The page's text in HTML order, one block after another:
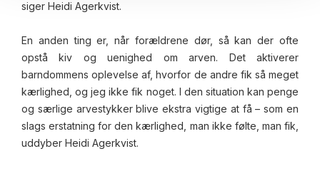
siger Heidi Agerkvist.
En anden ting er, når forældrene dør, så kan der ofte
opstå kiv og uenighed om arven. Det aktiverer
barndommens oplevelse af, hvorfor de andre fik så meget
kærlighed, og jeg ikke fik noget. I den situation kan penge
og særlige arvestykker blive ekstra vigtige at få – som en
slags erstatning for den kærlighed, man ikke følte, man fik,
uddyber Heidi Agerkvist.